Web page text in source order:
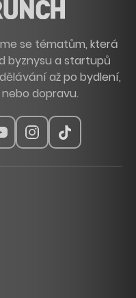
se tématům, která
byznysu a startupů
až po bydlení,
dopravu.